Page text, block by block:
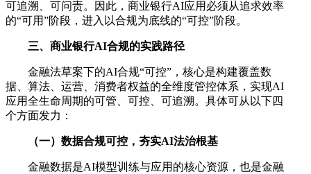
可追溯、可问责。因此，商业银行AI应用必须从追求效率
的“可用”阶段，进入以合规为底线的“可控”阶段。
三、商业银行AI合规的实践路径
金融法草案下的AI合规“可控”，核心是构建覆盖数
据、算法、运营、消费者权益的全维度管控体系，实现AI
应用全生命周期的可管、可控、可追溯。具体可从以下四
个方面发力：
（一）数据合规可控，夯实AI法治根基
金融数据是AI模型训练与应用的核心资源，也是金融